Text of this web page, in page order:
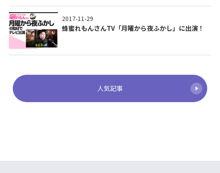
2017-11-29
蜂蜜れもんさんTV「月曜から夜ふかし」に出演！
人気記事